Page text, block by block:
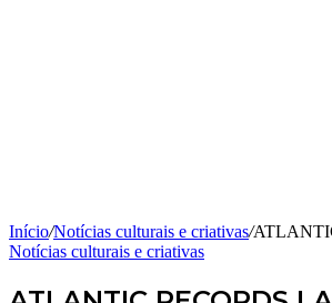
Início/Notícias culturais e criativas/
Notícias culturais e criativas